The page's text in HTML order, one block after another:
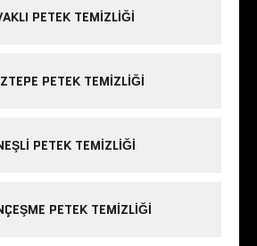
PETEK TEMIZLIĞI
PETEK TEMIZLIĞI
PETEK TEMIZLIĞI
PETEK TEMIZLIĞI